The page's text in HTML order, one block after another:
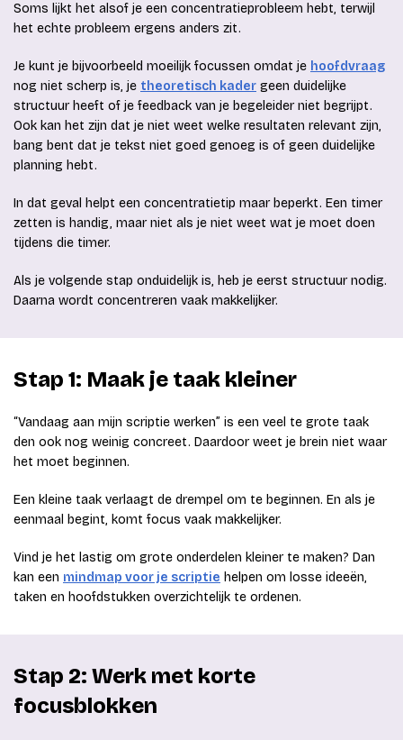
Soms lijkt het alsof je een concentratieprobleem hebt, terwijl
het echte probleem ergens anders zit.
Je kunt je bijvoorbeeld moeilijk focussen omdat je hoofdvraag
nog niet scherp is, je theoretisch kader geen duidelijke
structuur heeft of je feedback van je begeleider niet begrijpt.
Ook kan het zijn dat je niet weet welke resultaten relevant zijn,
bang bent dat je tekst niet goed genoeg is of geen duidelijke
planning hebt.
In dat geval helpt een concentratietip maar beperkt. Een timer
zetten is handig, maar niet als je niet weet wat je moet doen
tijdens die timer.
Als je volgende stap onduidelijk is, heb je eerst structuur nodig.
Daarna wordt concentreren vaak makkelijker.
Stap 1: Maak je taak kleiner
“Vandaag aan mijn scriptie werken” is een veel te grote taak
den ook nog weinig concreet. Daardoor weet je brein niet waar
het moet beginnen.
Een kleine taak verlaagt de drempel om te beginnen. En als je
eenmaal begint, komt focus vaak makkelijker.
Vind je het lastig om grote onderdelen kleiner te maken? Dan
kan een mindmap voor je scriptie helpen om losse ideeën,
taken en hoofdstukken overzichtelijk te ordenen.
Stap 2: Werk met korte
focusblokken